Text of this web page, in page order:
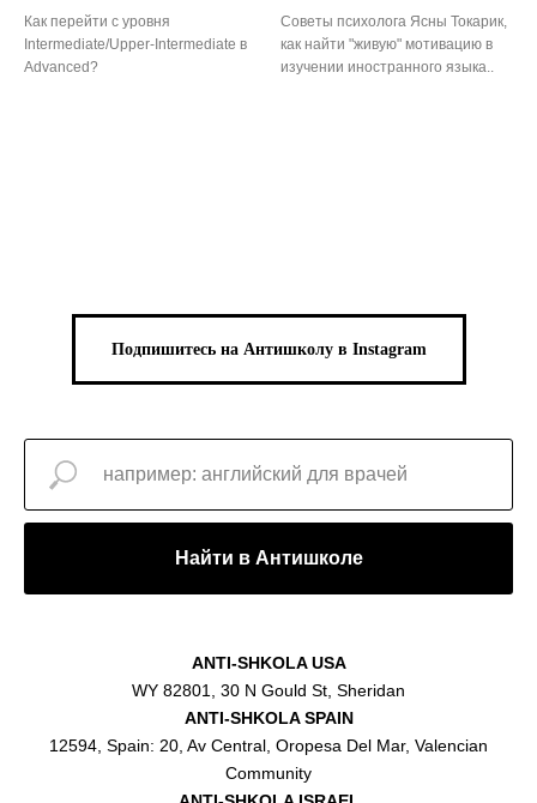
Как перейти с уровня
Intermediate/Upper-Intermediate в
Advanced?
Советы психолога Ясны Токарик,
как найти "живую" мотивацию в
изучении иностранного языка..
Подпишитесь на Антишколу в Instagram
Найти в Антишколе
ANTI-SHKOLA USA
WY 82801, 30 N Gould St, Sheridan
ANTI-SHKOLA SPAIN
12594, Spain: 20, Av Central, Oropesa Del Mar, Valencian
Community